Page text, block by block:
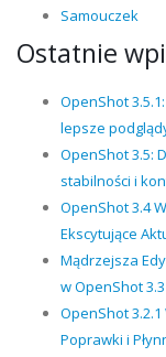
Samouczek
Ostatnie
OpenShot
lepsze
OpenShot 3.5:
stabilności i
OpenShot 3.4
Ekscytujące
Mądrzejsza
w OpenShot 3.3
OpenShot
Poprawki i